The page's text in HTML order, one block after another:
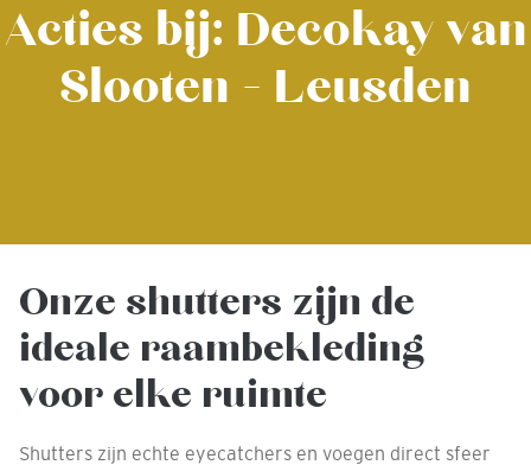
Acties bij: Decokay van
Slooten - Leusden
Onze shutters zijn de
ideale raambekleding
voor elke ruimte
Shutters zijn echte eyecatchers en voegen direct sfeer